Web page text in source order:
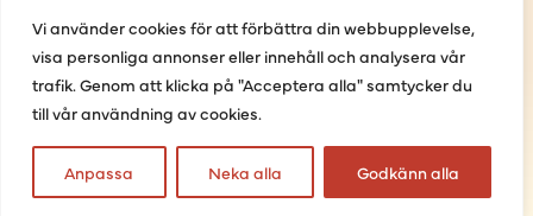
Vi använder cookies för att förbättra din webbupplevelse,
visa personliga annonser eller innehåll och analysera vår
trafik. Genom att klicka på "Acceptera alla" samtycker du
till vår användning av cookies.
Anpassa Neka alla Godkänn alla
Följ oss
Facebook
Instagram
Pinterest
Youtube